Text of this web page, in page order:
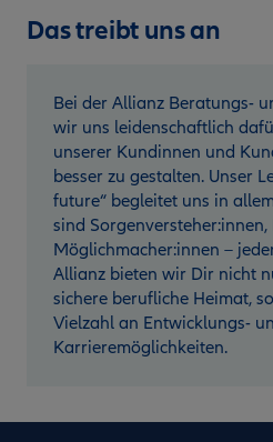
Das treibt uns an
Bei der Allianz Beratungs-
wir uns leidenschaftlich
unserer Kundinnen und
besser zu gestalten. Unser
future“ begleitet uns in
sind
Möglichmacher:innen –
Allianz bieten wir Dir nicht
sichere berufliche Heimat,
Vielzahl an Entwicklungs-
Karrieremöglichkeiten.